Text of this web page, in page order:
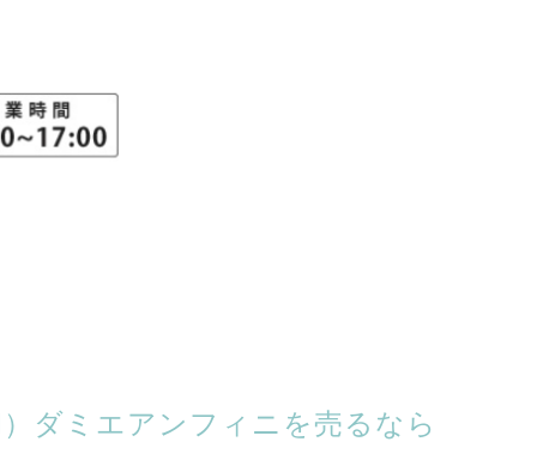
ダミエアンフィニを売るなら